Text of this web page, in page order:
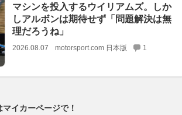
マシンを投入するウイリアムズ。しか
しアルボンは期待せず「問題解決は無
理だろうね」
2026.08.07 motorsport.com 日本版 1
イカーページで！